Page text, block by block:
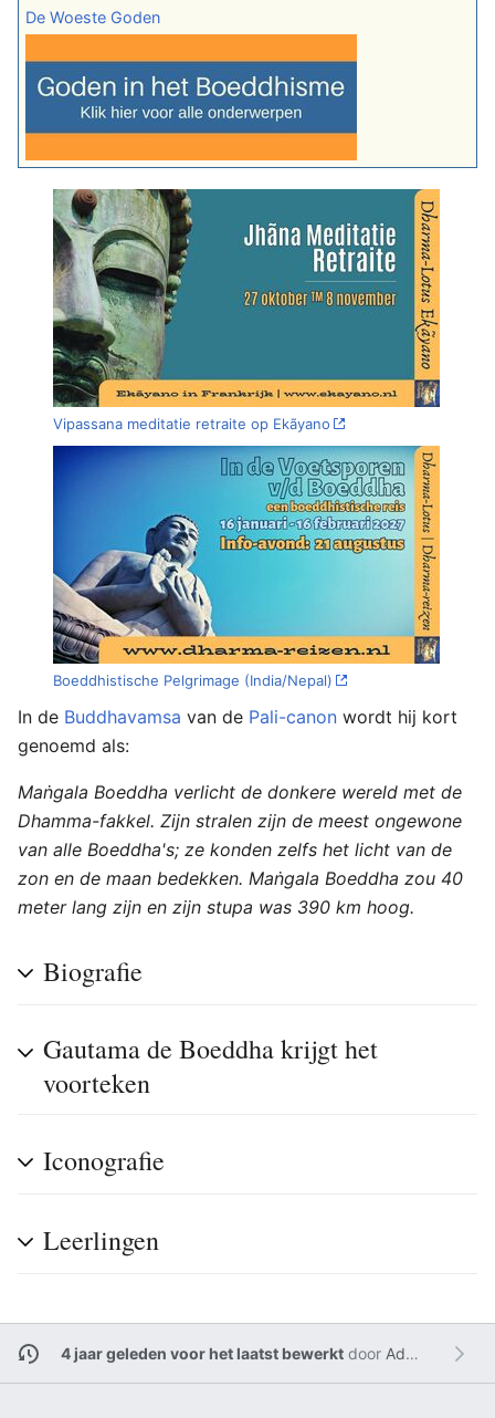
De Woeste Goden
Vipassana meditatie retraite op Ekãyano
Boeddhistische Pelgrimage (India/Nepal)
In de Buddhavamsa van de Pali-canon wordt hij kort
genoemd als:
Maṅgala Boeddha verlicht de donkere wereld met de
Dhamma-fakkel. Zijn stralen zijn de meest ongewone
van alle Boeddha's; ze konden zelfs het licht van de
zon en de maan bedekken. Maṅgala Boeddha zou 40
meter lang zijn en zijn stupa was 390 km hoog.
Biografie
Gautama de Boeddha krijgt het
voorteken
Iconografie
Leerlingen
4 jaar geleden voor het laatst bewerktdoor Admin